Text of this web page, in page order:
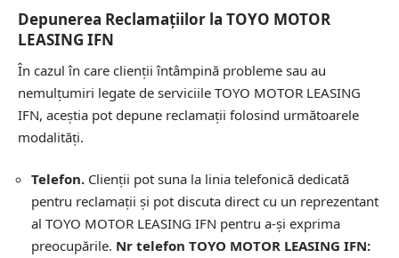
Depunerea Reclamațiilor la TOYO MOTOR
LEASING IFN
În cazul în care clienții întâmpină probleme sau au
nemulțumiri legate de serviciile TOYO MOTOR LEASING
IFN, aceștia pot depune reclamații folosind următoarele
modalități.
Telefon. Clienții pot suna la linia telefonică dedicată
pentru reclamații și pot discuta direct cu un reprezentant
al TOYO MOTOR LEASING IFN pentru a-și exprima
preocupările. Nr telefon TOYO MOTOR LEASING IFN: